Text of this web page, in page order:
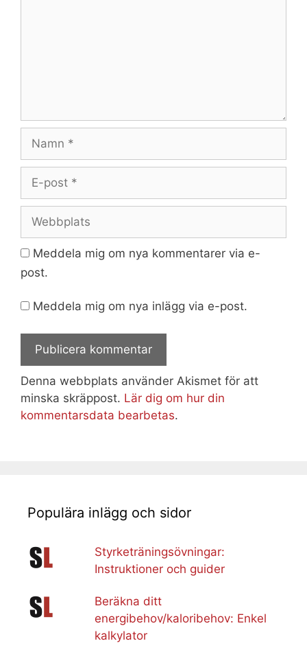
Namn
Webbplats
Meddela mig om nya kommentarer via e-
post.
Meddela mig om nya inlägg via e-post.
Denna webbplats använder Akismet för att
minska skräppost. Lär dig om hur din
kommentarsdata bearbetas.
Populära inlägg och sidor
Styrketräningsövningar:
Instruktioner och guider
Beräkna ditt
energibehov/kaloribehov: Enkel
kalkylator